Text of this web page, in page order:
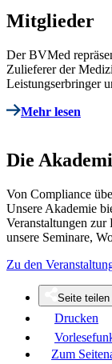
Mitglieder
Der BVMed
Zulieferer der
Leistungserbringer
Mehr lesen
Die
Von Compliance
Unsere Akademie
Veranstaltungen
unsere Seminare,
Zu den
Seite teilen
Drucken
Zum